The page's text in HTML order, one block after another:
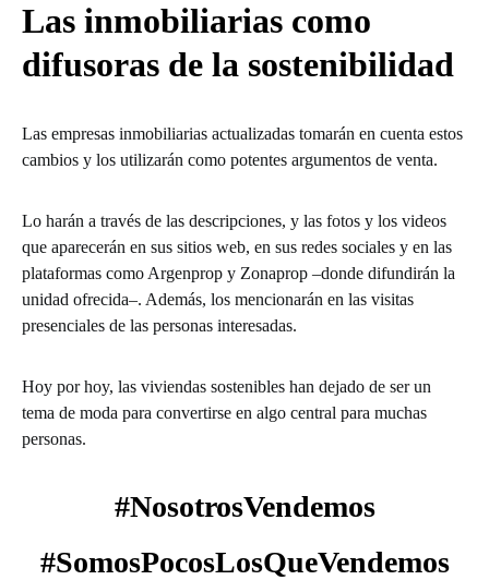
Las inmobiliarias como
difusoras de la sostenibilidad
Las empresas inmobiliarias actualizadas tomarán en cuenta estos
cambios y los utilizarán como potentes argumentos de venta.
Lo harán a través de las descripciones, y las fotos y los videos
que aparecerán en sus sitios web, en sus redes sociales y en las
plataformas como Argenprop y Zonaprop –donde difundirán la
unidad ofrecida–. Además, los mencionarán en las visitas
presenciales de las personas interesadas.
Hoy por hoy, las viviendas sostenibles han dejado de ser un
tema de moda para convertirse en algo central para muchas
personas.
#NosotrosVendemos
#SomosPocosLosQueVendemos